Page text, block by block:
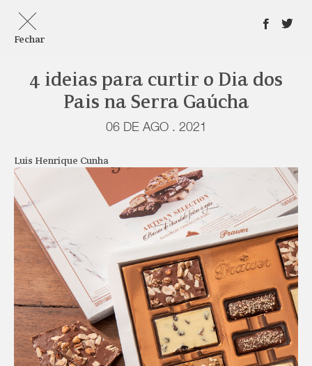
Fechar
4 ideias para curtir o Dia dos
Pais na Serra Gaúcha
06 DE AGO . 2021
Luis Henrique Cunha